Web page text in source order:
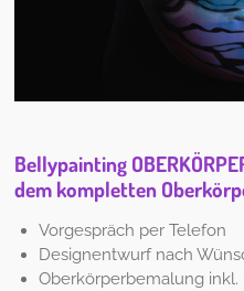
Bellypainting
dem kompletten
Vorgespräch per Telefon
Designentwurf nach
Oberkörperbemalung